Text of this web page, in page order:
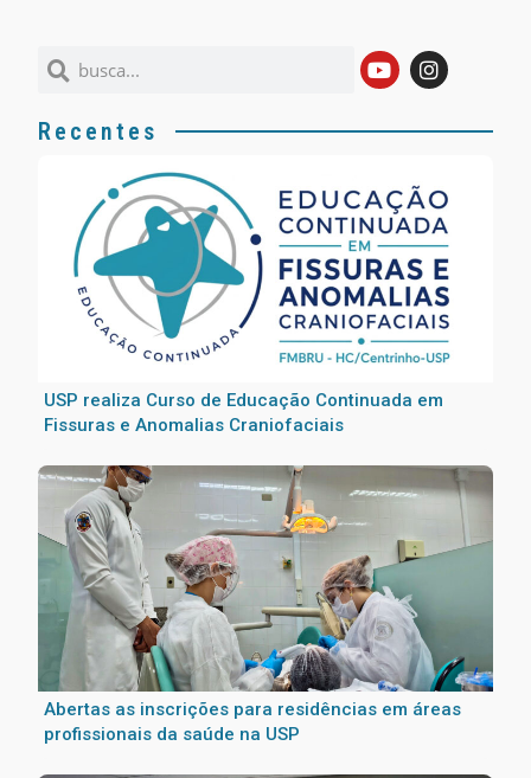
Recentes
USP realiza Curso de Educação Continuada em
Fissuras e Anomalias Craniofaciais
Abertas as inscrições para residências em áreas
profissionais da saúde na USP